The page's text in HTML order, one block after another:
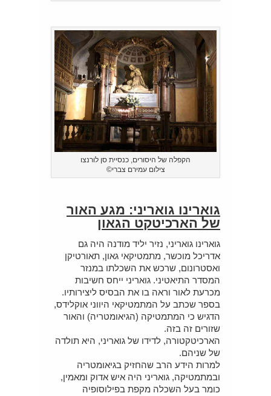
הקפלה של היסורים, כנסיית סן לורנצו
צילום עמירם צברי©
גוארינו גואריני: מגע האור
של הארכיטקט הגאון
גוארינו גואריני, נזיר יליד מודנה היה גם
אדריכל מוכשר, מתמטיקאי גאון, תאורטיקן
ואסטרונום, שרכש את השכלתו במנזר
המסדר התיאטיני. גואריני ייחס חשיבות
מכרעת לאור וראה בו את הבסיס ליצירותיו.
בספר שכתב על המתמטיקאי היווני אוקלידס,
הדגיש כי המתמטיקה (הגיאומטריה) והאור
שזורים זה בזה.
הארכיטקטורה, לדידו של גואריני, היא תולדה
של שניהם.
למרות הידע הרב שהחזיק בגיאומטריה
ובמתמטיקה, גואריני היה איש אדוק ומאמין,
כומר בעל השכלה מקפת בפילוסופיה